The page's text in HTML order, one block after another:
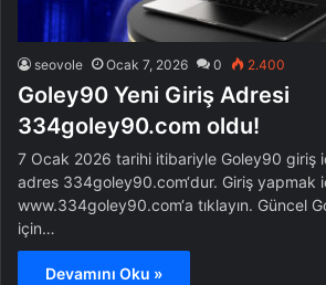
seovole Ocak 7, 2026 0 2.400
Goley90 Yeni Giriş Adresi
334goley90.com oldu!
7 Ocak 2026 tarihi itibariyle Goley90 giriş
adres 334goley90.com‘dur. Giriş yapmak
www.334goley90.com‘a tıklayın. Güncel
için…
Devamını Oku »